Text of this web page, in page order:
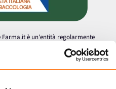
è un'entità regolarmente
effettuare la vendita online di